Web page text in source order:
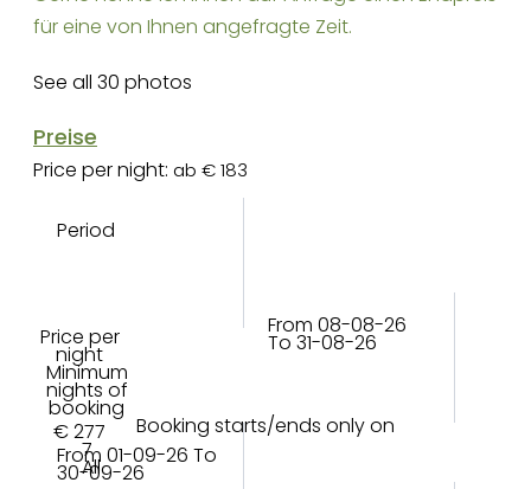
für eine von Ihnen angefragte Zeit.
See all 30 photos
Preise
Price per night: ab € 183
Period
Price per
night
Minimum
nights of
booking
Booking starts/ends only on
From 08-08-26
To 31-08-26
€ 277
7
All
From 01-09-26 To
30-09-26